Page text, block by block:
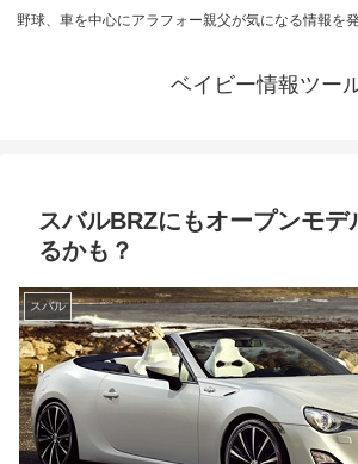
野球、車を中心にアラフォー親父が気になる情報を
ベイビー情報ツー
スバルBRZにもオープンモデ
るかも？
スバル